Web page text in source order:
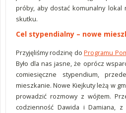
próby, aby dostać komunalny lokal
skutku.
Cel stypendialny – nowe
Przyjęliśmy rodzinę doProgramu
Było dla nas jasne, że oprócz
comiesięczne stypendium,
mieszkanie. Nowe Kiejkuty leżą w
prowadzić rozmowy z wójtem.
codzienność Dawida i Damiana,